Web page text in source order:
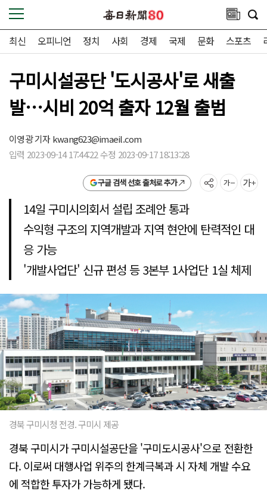
최신 오피니언 정치 사회 경제 국제 문화 스포츠
구미시설공단 '도시공사'로 새출
발…시비 20억 출자 12월 출범
이영광 기자kwang623@imaeil.com
입력 2023-09-14 17:44:22 수정 2023-09-17 18:13:28
구글 검색 선호 출처로 추가
14일 구미시의회서 설립 조례안 통과
수익형 구조의 지역개발과 지역 현안에 탄력적인 대
응 가능
'개발사업단' 신규 편성 등 3본부 1사업단 1실 체제
경북 구미시청 전경. 구미시 제공
경북 구미시가 구미시설공단을 '구미도시공사'으로 전환한
다. 이로써 대행사업 위주의 한계극복과 시 자체 개발 수요
에 적합한 투자가 가능하게 됐다.